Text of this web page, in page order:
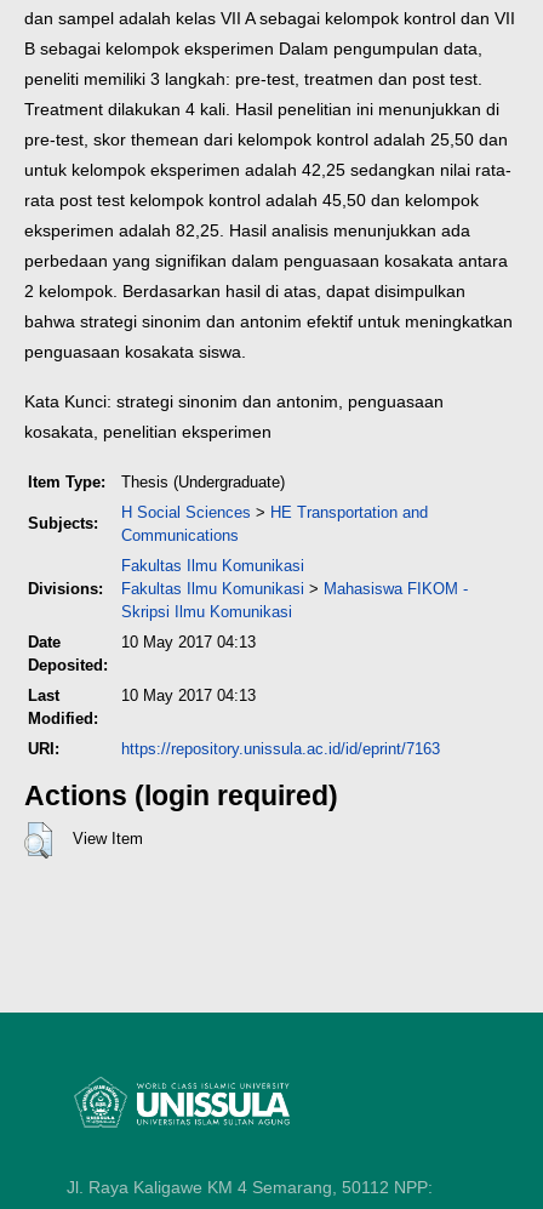
dan sampel adalah kelas VII A sebagai kelompok kontrol dan VII
B sebagai kelompok eksperimen Dalam pengumpulan data,
peneliti memiliki 3 langkah: pre-test, treatmen dan post test.
Treatment dilakukan 4 kali. Hasil penelitian ini menunjukkan di
pre-test, skor themean dari kelompok kontrol adalah 25,50 dan
untuk kelompok eksperimen adalah 42,25 sedangkan nilai rata-
rata post test kelompok kontrol adalah 45,50 dan kelompok
eksperimen adalah 82,25. Hasil analisis menunjukkan ada
perbedaan yang signifikan dalam penguasaan kosakata antara
2 kelompok. Berdasarkan hasil di atas, dapat disimpulkan
bahwa strategi sinonim dan antonim efektif untuk meningkatkan
penguasaan kosakata siswa.
Kata Kunci: strategi sinonim dan antonim, penguasaan
kosakata, penelitian eksperimen
Item Type: Thesis (Undergraduate)
Subjects:
H Social Sciences > HE Transportation and
Communications
Divisions:
Fakultas Ilmu Komunikasi
Fakultas Ilmu Komunikasi > Mahasiswa FIKOM -
Skripsi Ilmu Komunikasi
Date
Deposited:
10 May 2017 04:13
Last
Modified:
10 May 2017 04:13
URI: https://repository.unissula.ac.id/id/eprint/7163
Actions (login required)
View Item
Jl. Raya Kaligawe KM 4 Semarang, 50112 NPP: